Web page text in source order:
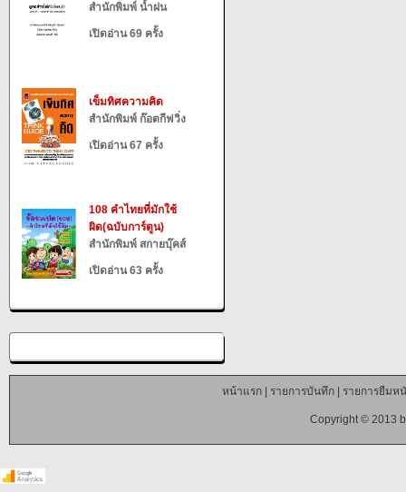
สำนักพิมพ์ น้ำฝน
เปิดอ่าน 69 ครั้ง
เข็มทิศความคิด
สำนักพิมพ์ ก๊อตกีฟวิ่ง
เปิดอ่าน 67 ครั้ง
108 คำไทยที่มักใช้
ผิด(ฉบับการ์ตูน)
สำนักพิมพ์ สกายบุ๊คส์
เปิดอ่าน 63 ครั้ง
หน้าแรก| รายการบันทึก| รายการยืมห
Copyright © 2013